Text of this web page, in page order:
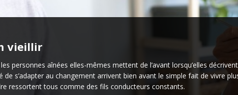
vieillir
personnes aînées elles-mêmes mettent de l’avant lorsqu’elles
de s’adapter au changement arrivent bien avant le simple fait de vivre
ressortent tous comme des fils conducteurs constants.